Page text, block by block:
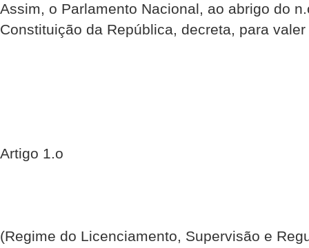
Assim, o Parlamento Nacional, ao abrigo do
Constituição da República, decreta, para
Artigo 1.o
(Regime do Licenciamento, Supervisão e